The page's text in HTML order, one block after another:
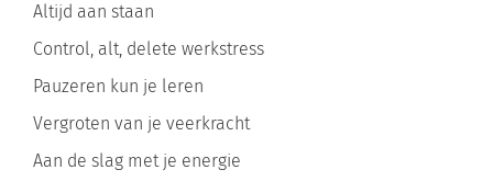
Altijd aan staan
Control, alt, delete werkstress
Pauzeren kun je leren
Vergroten van je veerkracht
Aan de slag met je energie